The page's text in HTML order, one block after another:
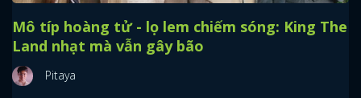
Mô típ hoàng tử - lọ lem chiếm sóng: King The
Land nhạt mà vẫn gây bão
Pitaya